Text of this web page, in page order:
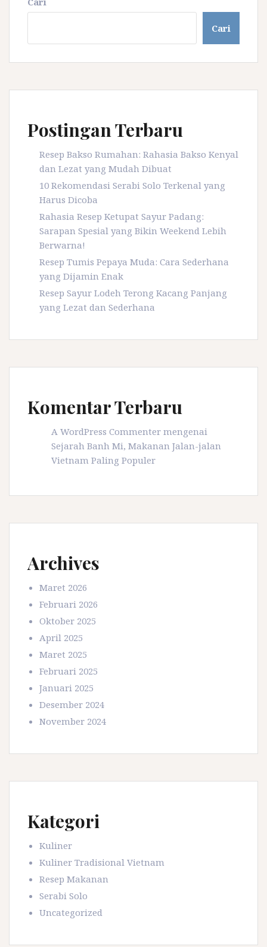
Cari
Postingan Terbaru
Resep Bakso Rumahan: Rahasia Bakso Kenyal
dan Lezat yang Mudah Dibuat
10 Rekomendasi Serabi Solo Terkenal yang
Harus Dicoba
Rahasia Resep Ketupat Sayur Padang:
Sarapan Spesial yang Bikin Weekend Lebih
Berwarna!
Resep Tumis Pepaya Muda: Cara Sederhana
yang Dijamin Enak
Resep Sayur Lodeh Terong Kacang Panjang
yang Lezat dan Sederhana
Komentar Terbaru
A WordPress Commenter mengenai
Sejarah Banh Mi, Makanan Jalan-jalan
Vietnam Paling Populer
Archives
Maret 2026
Februari 2026
Oktober 2025
April 2025
Maret 2025
Februari 2025
Januari 2025
Desember 2024
November 2024
Kategori
Kuliner
Kuliner Tradisional Vietnam
Resep Makanan
Serabi Solo
Uncategorized